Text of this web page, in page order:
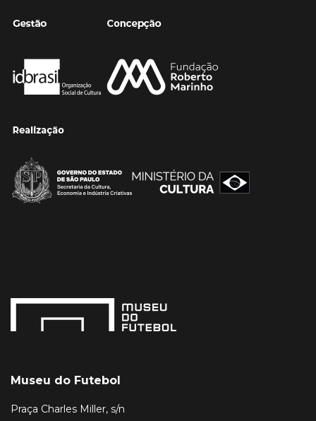
Museu do Futebol
Praça Charles Miller, s/n